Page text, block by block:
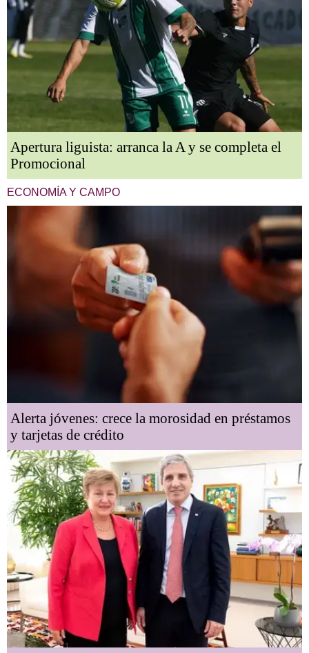
Apertura liguista: arranca la A y se completa el
Promocional
ECONOMÍA Y CAMPO
Alerta jóvenes: crece la morosidad en préstamos
y tarjetas de crédito